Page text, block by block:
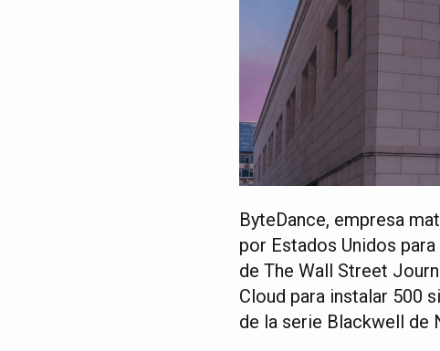
ByteDance, empresa
por Estados Unidos
de The Wall Street
Cloud para instalar 500
de la serie Blackwell de